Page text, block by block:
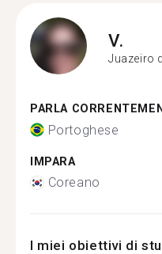
V.
Juazeiro
PARLA
Portoghese
IMPARA
Coreano
I miei obiettivi di